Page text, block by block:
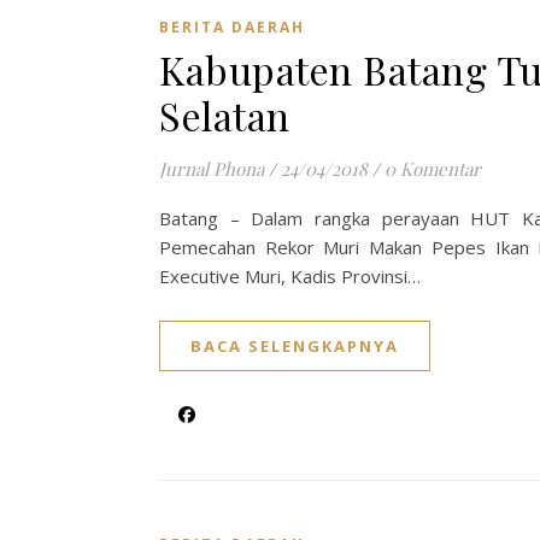
BERITA DAERAH
Kabupaten Batang
Selatan
Jurnal Phona / 24/04/2018 / 0 Komentar
Batang – Dalam rangka perayaan HUT
Pemecahan Rekor Muri Makan Pepes
Executive Muri, Kadis Provinsi…
BACA SELENGKAPNYA